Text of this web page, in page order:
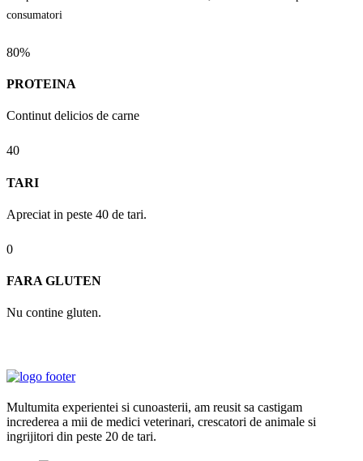
consumatori
80%
PROTEINA
Continut delicios de carne
40
TARI
Apreciat in peste 40 de tari.
0
FARA GLUTEN
Nu contine gluten.
Multumita experientei si cunoasterii, am reusit sa castigam
increderea a mii de medici veterinari, crescatori de animale si
ingrijitori din peste 20 de tari.